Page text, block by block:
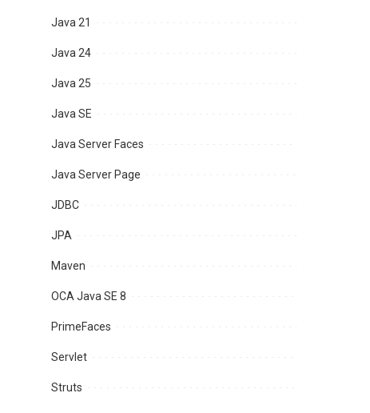
Java 21
Java 24
Java 25
Java SE
Java Server Faces
Java Server Page
JDBC
JPA
Maven
OCA Java SE 8
PrimeFaces
Servlet
Struts